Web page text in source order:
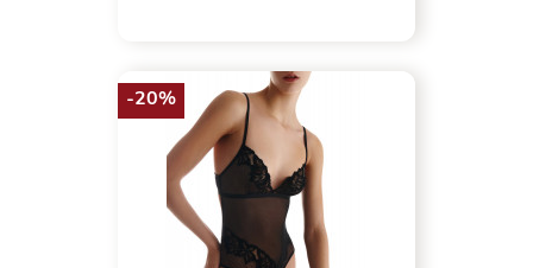
-20%